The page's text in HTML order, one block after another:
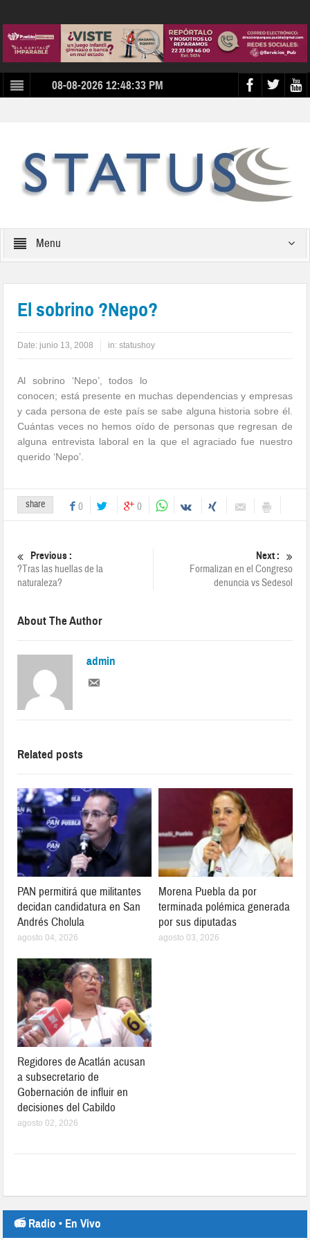
08-08-2026 12:48:33 PM
Menu
El sobrino ?Nepo?
Date: junio 13, 2008 in:statushoy
Al sobrino ‘Nepo’, todos lo
conocen; está presente en muchas dependencias y empresas
y cada persona de este país se sabe alguna historia sobre él.
Cuántas veces no hemos oído de personas que regresan de
alguna entrevista laboral en la que el agraciado fue nuestro
querido ‘Nepo’.
share 0 0
Previous :
?Tras las huellas de la
naturaleza?
Next :
Formalizan en el Congreso
denuncia vs Sedesol
About The Author
admin
Related posts
PAN permitirá que militantes
decidan candidatura en San
Andrés Cholula
agosto 04, 2026
Morena Puebla da por
terminada polémica generada
por sus diputadas
agosto 03, 2026
Regidores de Acatlán acusan
a subsecretario de
Gobernación de influir en
decisiones del Cabildo
agosto 02, 2026
📻 Radio • En Vivo